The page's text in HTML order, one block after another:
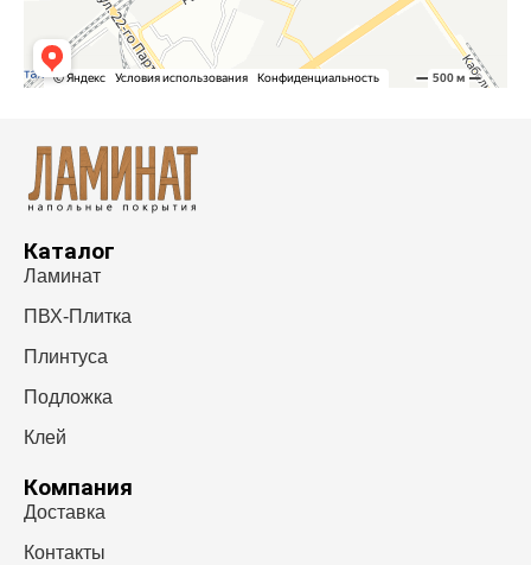
Каталог
Ламинат
ПВХ-Плитка
Плинтуса
Подложка
Клей
Компания
Доставка
Контакты